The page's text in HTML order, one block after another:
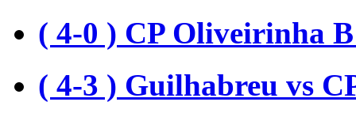
( 4-0 ) CP Oliveirinha
( 4-3 ) Guilhabreu vs